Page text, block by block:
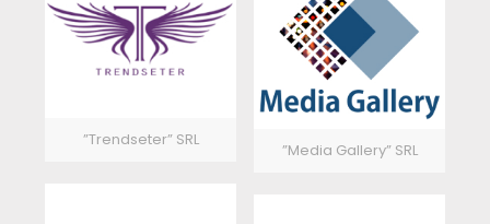
”Trendseter” SRL
”Media Gallery” SRL